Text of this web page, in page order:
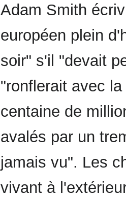
Adam Smith
européen plein
soir" s'il "devait
"ronflerait avec
centaine de
avalés par un
jamais vu". Les
vivant à